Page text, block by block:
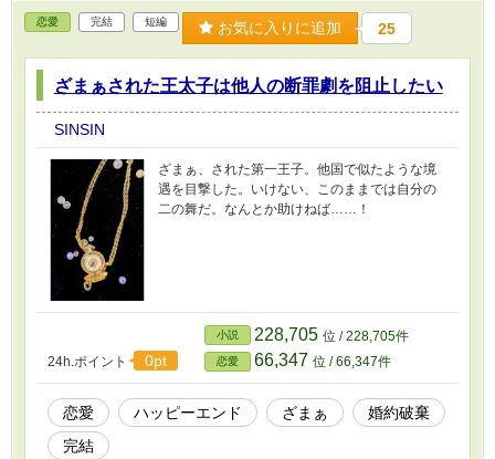
恋愛 完結 短編 お気に入りに追加 25
ざまぁされた王太子は他人の断罪劇を阻止したい
SINSIN
ざまぁ、された第一王子。他国で似たような境
遇を目撃した。いけない、このままでは自分の
二の舞だ。なんとか助けねば……！
24h.ポイント 0pt
小説 228,705 位 / 228,705件
恋愛 66,347 位 / 66,347件
恋愛 ハッピーエンド ざまぁ
婚約破棄
完結